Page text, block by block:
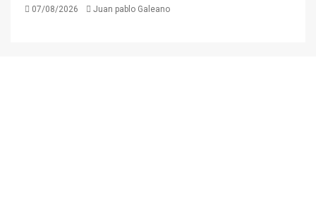
07/08/2026 Juan pablo Galeano